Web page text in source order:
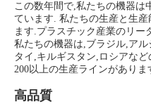
この数年間で,私たちの機器は
ています. 私たちの生産と生
ます.プラスチック産業のリー
私たちの機器は,ブラジル,ア
タイ,キルギスタン,ロシアな
200以上の生産ラインがありま
高品質